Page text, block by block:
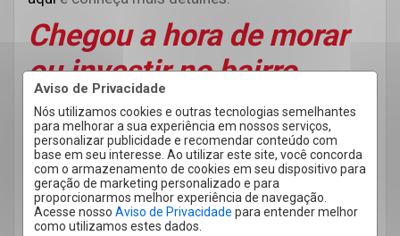
Aviso de Privacidade
Nós utilizamos cookies e outras tecnologias semelhantes
para melhorar a sua experiência em nossos serviços,
personalizar publicidade e recomendar conteúdo com
base em seu interesse. Ao utilizar este site, você concorda
com o armazenamento de cookies em seu dispositivo para
geração de marketing personalizado e para
proporcionarmos melhor experiência de navegação.
Acesse nosso Aviso de Privacidade para entender melhor
como utilizamos estes dados.
Chegou a hora de morar
ou investir no bairro
Coqueiral
A Forthe te ajuda a encontrar a melhor
oportunidade em imóvel para morar ou investir no
bairro Coqueiral. Selecionamos essas três
oportunidades, mas nonosso sitevocê pode
conferir várias outras.